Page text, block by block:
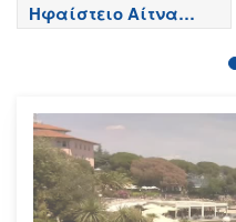
Ηφαίστειο Αίτνα
Τώρα